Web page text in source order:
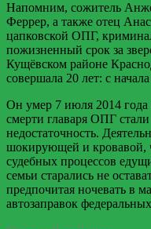
Напомним, сожитель
Феррер, а также отец
цапковской ОПГ,
пожизненный срок за
Кущёвском районе
совершала 20 лет: с
Он умер 7 июля 2014
смерти главаря ОПГ стали
недостаточность.
шокирующей и кровавой,
судебных процессов
семьи старались не
предпочитая ночевать в
автозаправок